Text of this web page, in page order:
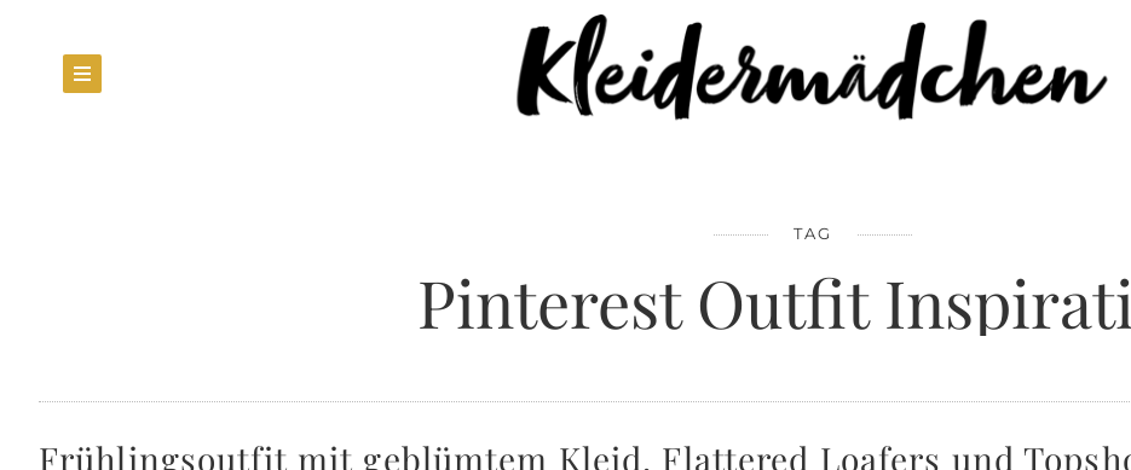
TAG
Pinterest Outfit
Frühlingsoutfit mit geblümtem Kleid, Flattered Loafers und